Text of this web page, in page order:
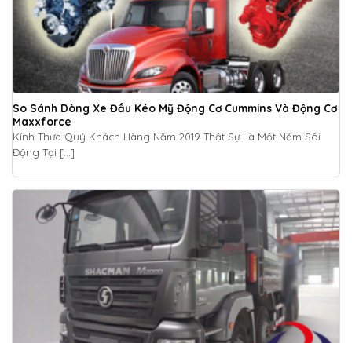
So Sánh Dòng Xe Đầu Kéo Mỹ Động Cơ Cummins Và Động Cơ
Maxxforce
Kính Thưa Quý Khách Hàng Năm 2019 Thật Sự Là Một Năm Sôi
Động Tại [...]